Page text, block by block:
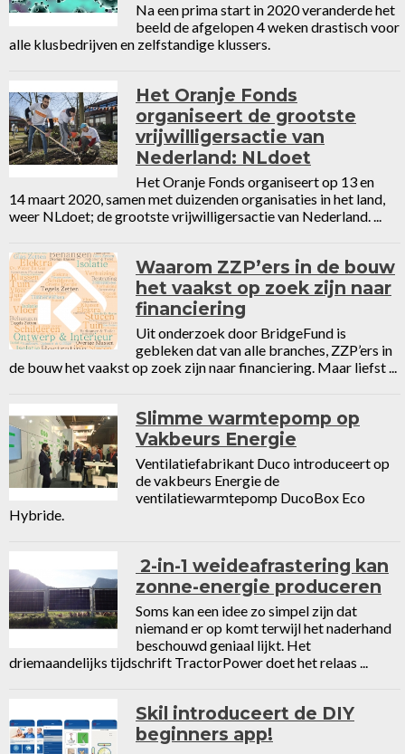
Na een prima start in 2020 veranderde het
beeld de afgelopen 4 weken drastisch voor
alle klusbedrijven en zelfstandige klussers.
Het Oranje Fonds
organiseert de grootste
vrijwilligersactie van
Nederland: NLdoet
Het Oranje Fonds organiseert op 13 en
14 maart 2020, samen met duizenden organisaties in het land,
weer NLdoet; de grootste vrijwilligersactie van Nederland. ...
Waarom ZZP’ers in de bouw
het vaakst op zoek zijn naar
financiering
Uit onderzoek door BridgeFund is
gebleken dat van alle branches, ZZP’ers in
de bouw het vaakst op zoek zijn naar financiering. Maar liefst ...
Slimme warmtepomp op
Vakbeurs Energie
Ventilatiefabrikant Duco introduceert op
de vakbeurs Energie de
ventilatiewarmtepomp DucoBox Eco
Hybride.
2-in-1 weideafrastering kan
zonne-energie produceren
Soms kan een idee zo simpel zijn dat
niemand er op komt terwijl het naderhand
beschouwd geniaal lijkt. Het
driemaandelijks tijdschrift TractorPower doet het relaas ...
Skil introduceert de DIY
beginners app!